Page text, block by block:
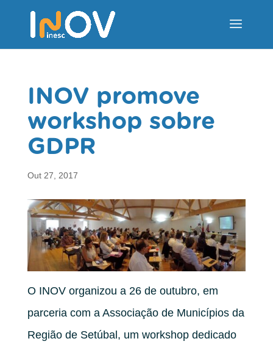
INOV promove
workshop sobre
GDPR
Out 27, 2017
O INOV organizou a 26 de outubro, em
parceria com a Associação de Municípios da
Região de Setúbal, um workshop dedicado